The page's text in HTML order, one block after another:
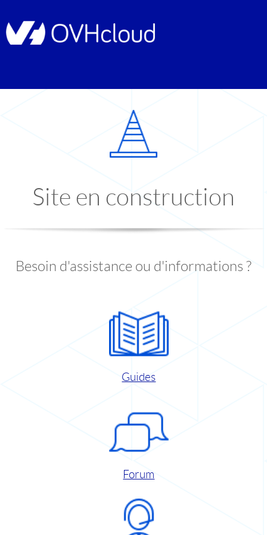
Site en construction
Besoin d'assistance ou d'informations ?
Guides
Forum